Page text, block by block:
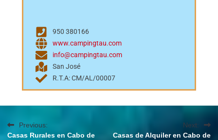
950 380166
www.campingtau.com
info@campingtau.com
San José
R.T.A: CM/AL/00007
Previous:
Casas Rurales en Cabo de
Next:
Casas de Alquiler en Cabo de